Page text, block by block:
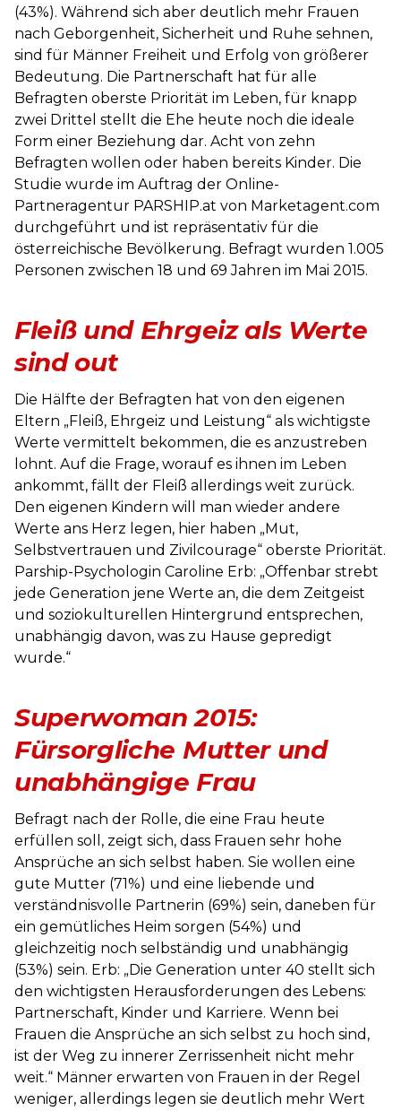
(43%). Während sich aber deutlich mehr Frauen
nach Geborgenheit, Sicherheit und Ruhe sehnen,
sind für Männer Freiheit und Erfolg von größerer
Bedeutung. Die Partnerschaft hat für alle
Befragten oberste Priorität im Leben, für knapp
zwei Drittel stellt die Ehe heute noch die ideale
Form einer Beziehung dar. Acht von zehn
Befragten wollen oder haben bereits Kinder. Die
Studie wurde im Auftrag der Online-
Partneragentur PARSHIP.at von Marketagent.com
durchgeführt und ist repräsentativ für die
österreichische Bevölkerung. Befragt wurden 1.005
Personen zwischen 18 und 69 Jahren im Mai 2015.
Fleiß und Ehrgeiz als Werte
sind out
Die Hälfte der Befragten hat von den eigenen
Eltern „Fleiß, Ehrgeiz und Leistung“ als wichtigste
Werte vermittelt bekommen, die es anzustreben
lohnt. Auf die Frage, worauf es ihnen im Leben
ankommt, fällt der Fleiß allerdings weit zurück.
Den eigenen Kindern will man wieder andere
Werte ans Herz legen, hier haben „Mut,
Selbstvertrauen und Zivilcourage“ oberste Priorität.
Parship-Psychologin Caroline Erb: „Offenbar strebt
jede Generation jene Werte an, die dem Zeitgeist
und soziokulturellen Hintergrund entsprechen,
unabhängig davon, was zu Hause gepredigt
wurde.“
Superwoman 2015:
Fürsorgliche Mutter und
unabhängige Frau
Befragt nach der Rolle, die eine Frau heute
erfüllen soll, zeigt sich, dass Frauen sehr hohe
Ansprüche an sich selbst haben. Sie wollen eine
gute Mutter (71%) und eine liebende und
verständnisvolle Partnerin (69%) sein, daneben für
ein gemütliches Heim sorgen (54%) und
gleichzeitig noch selbständig und unabhängig
(53%) sein. Erb: „Die Generation unter 40 stellt sich
den wichtigsten Herausforderungen des Lebens:
Partnerschaft, Kinder und Karriere. Wenn bei
Frauen die Ansprüche an sich selbst zu hoch sind,
ist der Weg zu innerer Zerrissenheit nicht mehr
weit.“ Männer erwarten von Frauen in der Regel
weniger, allerdings legen sie deutlich mehr Wert